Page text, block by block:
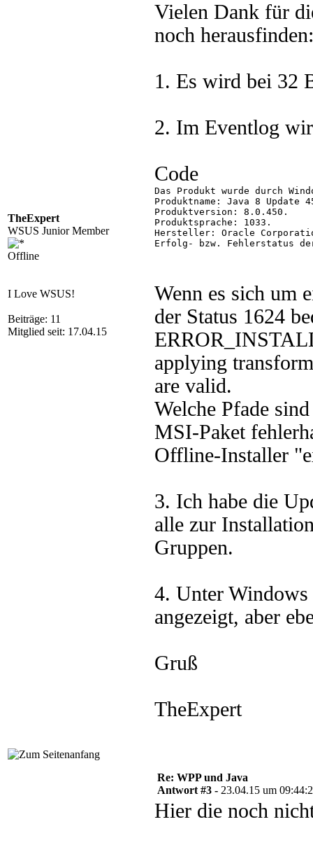
TheExpert
WSUS Junior Member
Offline
I Love WSUS!
Beiträge: 11
Mitglied seit: 17.04.15
Vielen Dank für
noch herausfinden:
1. Es wird bei 32
2. Im Eventlog
Code
Das Produkt wurde durch
Produktname: Java 8 Update
Produktversion: 8.0.450.
Produktsprache: 1033.
Hersteller: Oracle
Erfolg- bzw. Fehlerstatus
Wenn es sich um
der Status 1624
applying
are valid.
Welche Pfade
MSI-Paket
Offline-Installer
3. Ich habe die
alle zur
Gruppen.
4. Unter
angezeigt, aber
Gruß
TheExpert
Re: WPP und Java
Antwort #3 - 23.04.15 um
Hier die noch